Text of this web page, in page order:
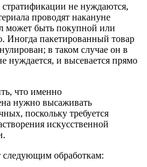
не нуждаются,
проводят накануне
может быть покупной или
Иногда пакетированный товар
в таком случае он в
нуждается, и высевается прямо
что именно
нужно высаживать
поскольку требуется
искусственной
следующим обработкам: